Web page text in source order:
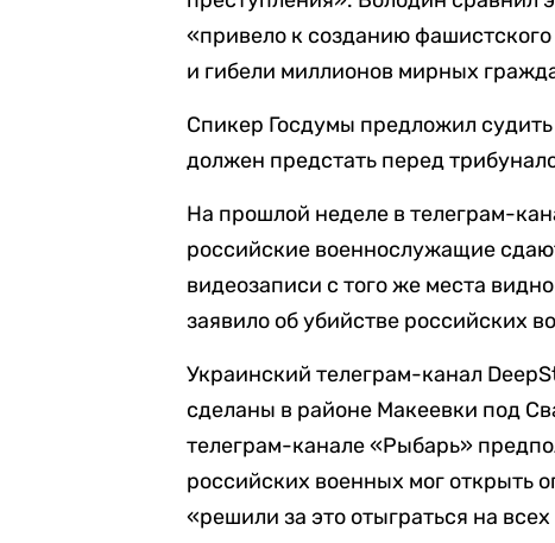
«привело к созданию
и гибели миллионов мирных
Спикер Госдумы предложил
должен предстать перед
На прошлой неделе в телеграм-
российские военнослужащие
видеозаписи с того же места
заявило об убийстве российских
Украинский телеграм-канал
сделаны в районе Макеевки под
телеграм-канале «Рыбарь»
российских военных мог открыть
«решили за это отыграться на